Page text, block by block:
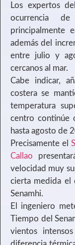
Los expertos
ocurrencia
principalmente
además del
entre julio y
cercanos al mar.
Cabe indicar,
costera se
temperatura
centro continúe
hasta agosto de
Precisamente el
Callao
velocidad muy
cierta medida el
Senamhi.
El ingeniero
Tiempo del
vientos